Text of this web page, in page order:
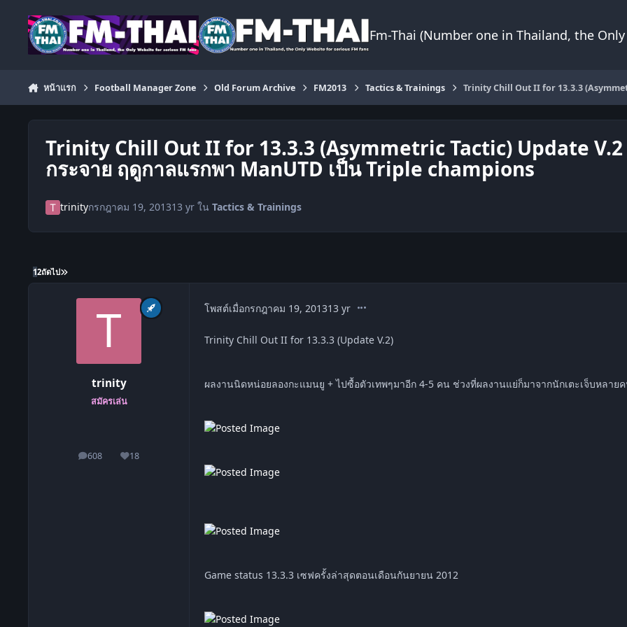
Fm-Thai (Number one in Thailand, the
หน้าแรก Football Manager Zone Old Forum Archive FM2013 Tactics & Trainings Trinity Chill Out II for 13.3.3
Trinity Chill Out II for 13.3.3 (Asymmetric Tactic) Update V.2
กระจาย ฤดูกาลแรกพา ManUTD เป็น Triple champions
trinityกรกฎาคม 19, 201313 yrใน Tactics & Trainings
12ถัดไป
trinity
สมัครเล่น
608
โพสต์ 18
ชื่อเสียง
โพสต์เมื่อกรกฎาคม 19, 201313 yrcomment_1489062
Trinity Chill Out II for 13.3.3 (Update V.2)
ผลงานนิดหน่อยลองกะแมนยู + ไปซื้อตัวเทพๆมาอีก 4-5 คน ช่วงที่ผลงานแย่ก็มาจากนักเตะเจ็บหลา
Game status 13.3.3 เซฟครั้งล่าสุดตอนเดือนกันยายน 2012